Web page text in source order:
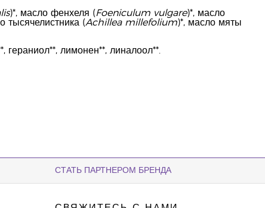
)*, масло фенхеля (Foeniculum vulgare)*, масло
тысячелистника (Achillea millefolium)*, масло мяты
гераниол**, лимонен**, линалоол**.
СТАТЬ ПАРТНЕРОМ БРЕНДА